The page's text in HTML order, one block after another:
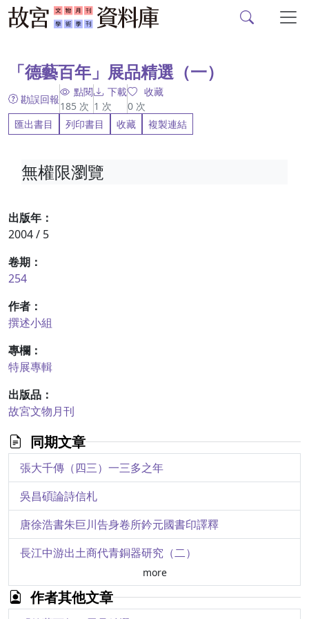
「德藝百年」展品精選（一）
勘誤回報
點閱
185 次
下載
1 次
收藏
0 次
匯出書目
列印書目 收藏 複製連結
出版年：
2004 / 5
卷期：
254
作者：
撰述小組
專欄：
特展專輯
出版品：
故宮文物月刊
同期文章
張大千傳（四三）一三多之年
吳昌碩論詩信札
唐徐浩書朱巨川告身卷所鈐元國書印譯釋
長江中游出土商代青銅器研究（二）
君臣對話：硃批奏摺展介述
側寫德國電影發展
more
作者其他文章
無權限瀏覽